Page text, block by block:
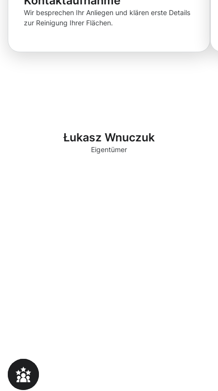
Wir besprechen Ihr Anliegen und klären erste Details
zur Reinigung Ihrer Flächen.
Łukasz Wnuczuk
Eigentümer